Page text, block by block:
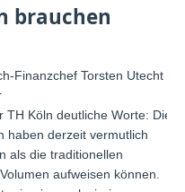
brauchen
Finanzchef Torsten Utecht
Köln deutliche Worte: Die
haben derzeit vermutlich
als die traditionellen
aufweisen können.